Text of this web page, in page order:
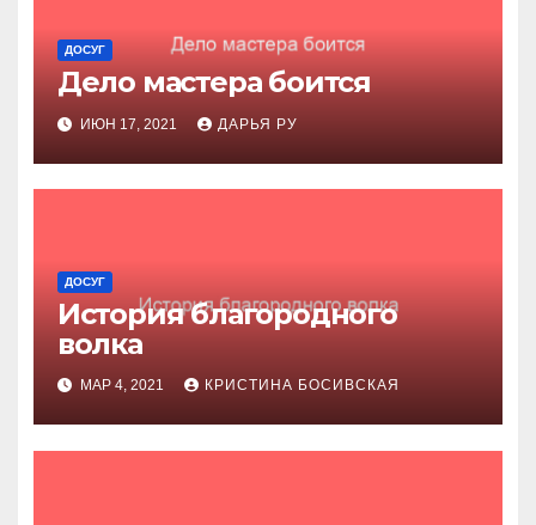
ДОСУГ
Дело мастера боится
ИЮН 17, 2021 ДАРЬЯ РУ
ДОСУГ
История благородного
волка
МАР 4, 2021 КРИСТИНА БОСИВСКАЯ